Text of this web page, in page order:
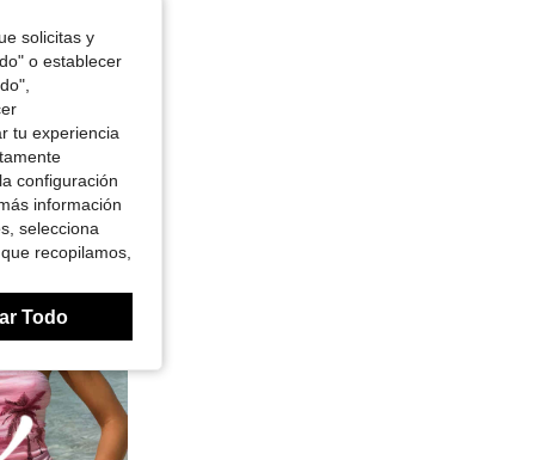
solicitas y
o establecer
tu experiencia
configuración
información
selecciona
recopilamos,
Todo